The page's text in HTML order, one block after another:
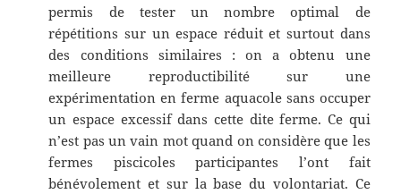
permis de tester un nombre optimal de
répétitions sur un espace réduit et surtout dans
des conditions similaires : on a obtenu une
meilleure reproductibilité sur une
expérimentation en ferme aquacole sans occuper
un espace excessif dans cette dite ferme. Ce qui
n’est pas un vain mot quand on considère que les
fermes piscicoles participantes l’ont fait
bénévolement et sur la base du volontariat. Ce